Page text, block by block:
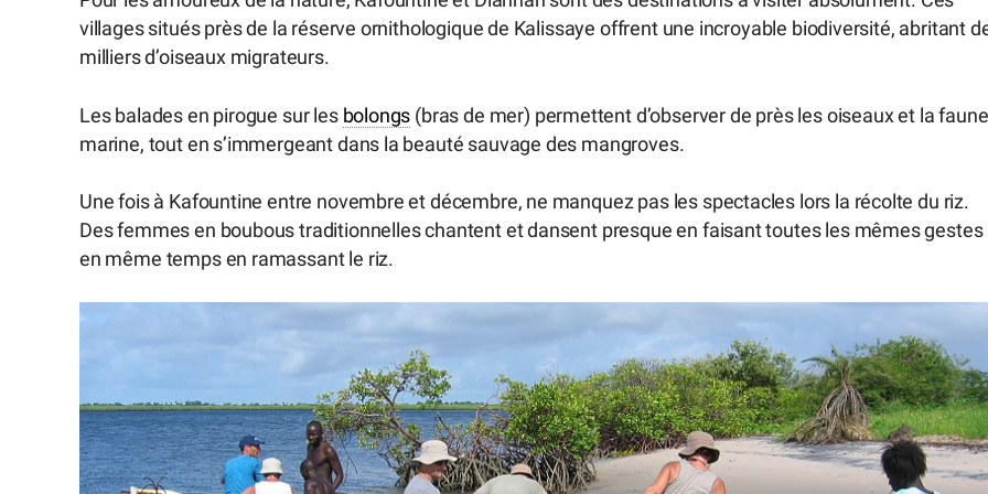
villages situés près de la réserve ornithologique de Kalissaye offrent une incroyable biodiversité, abritant
milliers d’oiseaux migrateurs.
Les balades en pirogue sur les bolongs (bras de mer) permettent d’observer de près les oiseaux et la faune
marine, tout en s’immergeant dans la beauté sauvage des mangroves.
Une fois à Kafountine entre novembre et décembre, ne manquez pas les spectacles lors la récolte du riz.
Des femmes en boubous traditionnelles chantent et dansent presque en faisant toutes les mêmes gestes
en même temps en ramassant le riz.